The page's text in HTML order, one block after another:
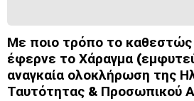
Με ποιο τρόπο το
έφερνε το Χάραγμα
αναγκαία ολοκλήρωση της
Ταυτότητας & Προσωπικού